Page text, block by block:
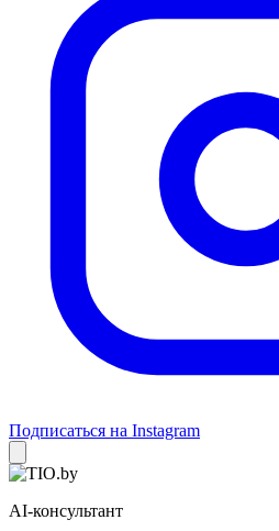
Подписаться на Instagram
AI-консультант